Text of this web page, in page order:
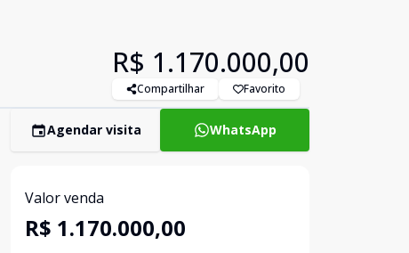
R$ 1.170.000,00
Compartilhar Favorito
Agendar visita WhatsApp
Valor venda
R$ 1.170.000,00